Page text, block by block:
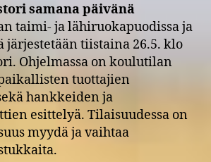
samana päivänä
taimi- ja lähiruokapuodissa ja
järjestetään tiistaina 26.5. klo
Ohjelmassa on koulutilan
tuottajien
hankkeiden ja
esittelyä. Tilaisuudessa on
myydä ja vaihtaa